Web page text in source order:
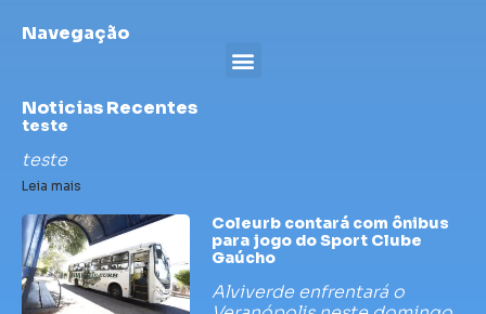
Navegação
Noticias Recentes
teste
teste
Leia mais
Coleurb contará com ônibus
para jogo do Sport Clube
Gaúcho
Alviverde enfrentará o